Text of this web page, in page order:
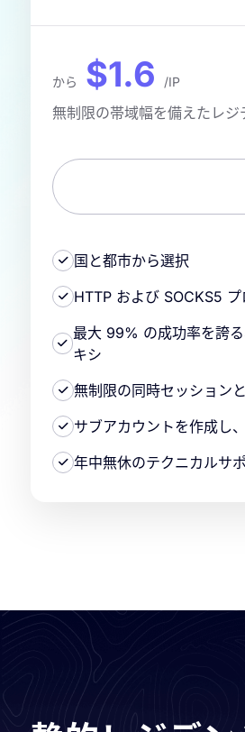
から $1.6 /IP
無制限の帯域幅を備えたレ
国と都市から選択
HTTP および SOCKS5
最大 99% の成功率を誇
キシ
無制限の同時セッション
サブアカウントを作成し
年中無休のテクニカルサ